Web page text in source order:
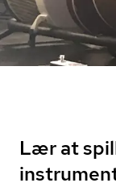
Lær at